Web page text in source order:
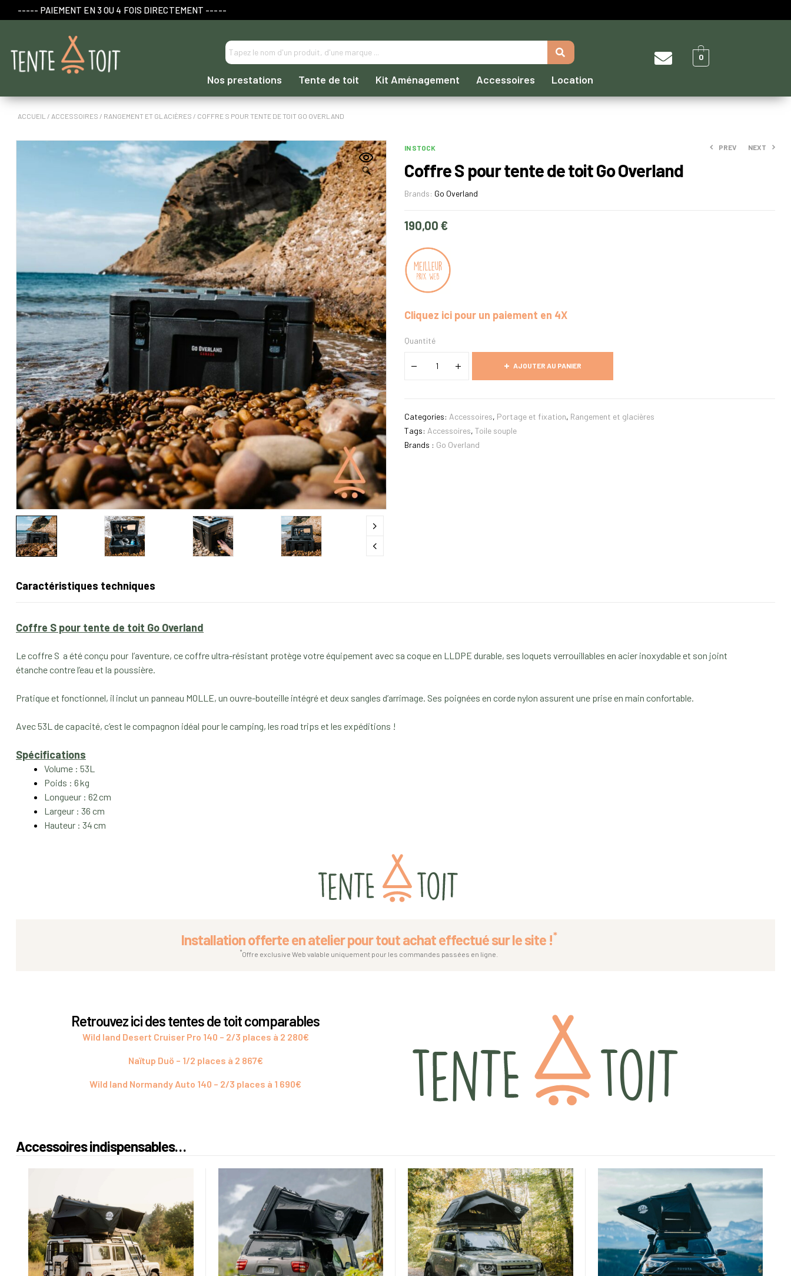
----- PAIEMENT EN 3 OU 4 FOIS DIRECTEMENT -----
Nos prestations Tente de toit Kit Aménagement Accessoires Location
0
ACCUEIL / ACCESSOIRES / RANGEMENT ET GLACIÈRES / COFFRE S POUR TENTE DE TOIT GO OVERLAND
🔍
IN STOCK PREV NEXT
Coffre S pour tente de toit Go Overland
Brands: Go Overland
190,00 €
Cliquez ici pour un paiement en 4X
Quantité
AJOUTER AU PANIER
Categories: Accessoires, Portage et fixation, Rangement et glacières
Tags: Accessoires, Toile souple
Brands : Go Overland
Caractéristiques techniques
Coffre S pour tente de toit Go Overland
Le coffre S a été conçu pour l’aventure, ce coffre ultra-résistant protège votre équipement avec sa coque en LLDPE durable, ses loquets verrouillables en acier inoxydable et son joint
étanche contre l’eau et la poussière.
Pratique et fonctionnel, il inclut un panneau MOLLE, un ouvre-bouteille intégré et deux sangles d’arrimage. Ses poignées en corde nylon assurent une prise en main confortable.
Avec 53L de capacité, c’est le compagnon idéal pour le camping, les road trips et les expéditions !
Spécifications
Volume : 53L
Poids : 6 kg
Longueur : 62 cm
Largeur : 36 cm
Hauteur : 34 cm
Installation offerte en atelier pour tout achat effectué sur le site !*
*Offre exclusive Web valable uniquement pour les commandes passées en ligne.
Retrouvez ici des tentes de toit comparables
Wild land Desert Cruiser Pro 140 – 2/3 places à 2 280€
Naïtup Duö – 1/2 places à 2 867€
Wild land Normandy Auto 140 – 2/3 places à 1 690€
Accessoires indispensables…